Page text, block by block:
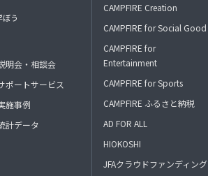
う
明会・相談会
ポートサービス
施事例
計データ
CAMPFIRE Creation
CAMPFIRE for Social Good
CAMPFIRE for
Entertainment
CAMPFIRE for Sports
CAMPFIRE ふるさと納税
AD FOR ALL
HIOKOSHI
JFAクラウドファンディング